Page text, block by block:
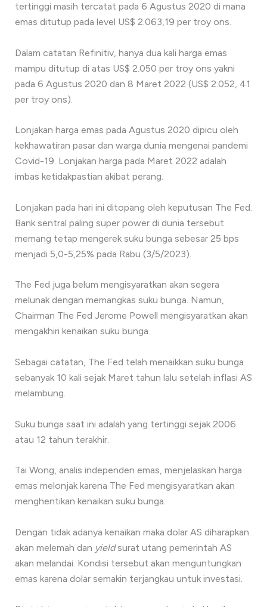
tertinggi masih tercatat pada 6 Agustus 2020 di mana
emas ditutup pada level US$ 2.063,19 per troy ons.
Dalam catatan Refinitiv, hanya dua kali harga emas
mampu ditutup di atas US$ 2.050 per troy ons yakni
pada 6 Agustus 2020 dan 8 Maret 2022 (US$ 2.052, 41
per troy ons).
Lonjakan harga emas pada Agustus 2020 dipicu oleh
kekhawatiran pasar dan warga dunia mengenai pandemi
Covid-19. Lonjakan harga pada Maret 2022 adalah
imbas ketidakpastian akibat perang.
Lonjakan pada hari ini ditopang oleh keputusan The Fed.
Bank sentral paling super power di dunia tersebut
memang tetap mengerek suku bunga sebesar 25 bps
menjadi 5,0-5,25% pada Rabu (3/5/2023).
The Fed juga belum mengisyaratkan akan segera
melunak dengan memangkas suku bunga. Namun,
Chairman The Fed Jerome Powell mengisyaratkan akan
mengakhiri kenaikan suku bunga.
Sebagai catatan, The Fed telah menaikkan suku bunga
sebanyak 10 kali sejak Maret tahun lalu setelah inflasi AS
melambung.
Suku bunga saat ini adalah yang tertinggi sejak 2006
atau 12 tahun terakhir.
Tai Wong, analis independen emas, menjelaskan harga
emas melonjak karena The Fed mengisyaratkan akan
menghentikan kenaikan suku bunga.
Dengan tidak adanya kenaikan maka dolar AS diharapkan
akan melemah dan yieldsurat utang pemerintah AS
akan melandai. Kondisi tersebut akan menguntungkan
emas karena dolar semakin terjangkau untuk investasi.